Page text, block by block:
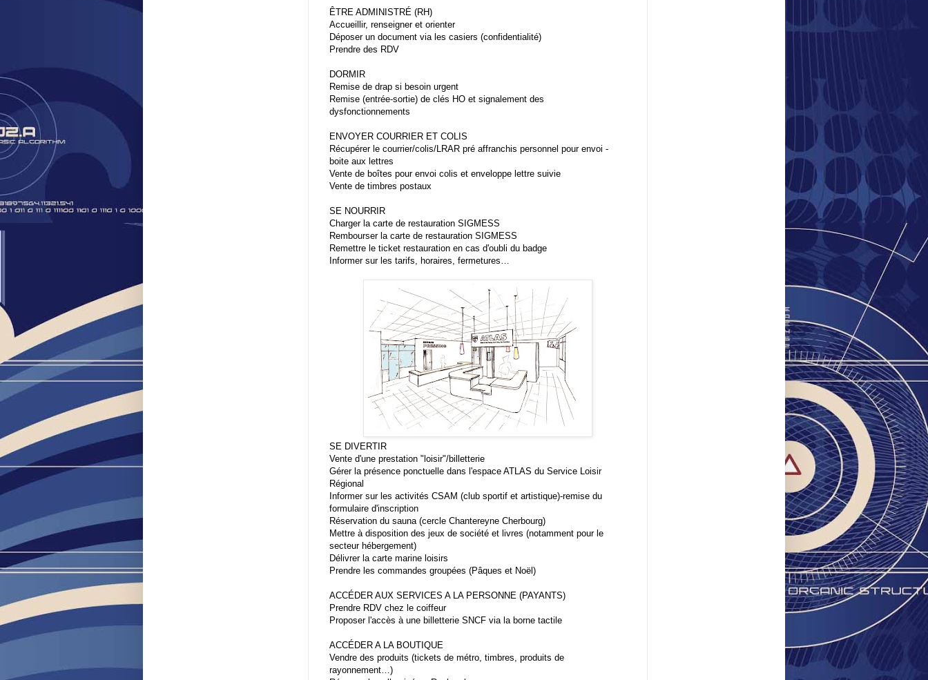
ÊTRE ADMINISTRÉ (RH)
Accueillir, renseigner et orienter
Déposer un document via les casiers (confidentialité)
Prendre des RDV
DORMIR
Remise de drap si besoin urgent
Remise (entrée-sortie) de clés HO et signalement des
dysfonctionnements
ENVOYER COURRIER ET COLIS
Récupérer le courrier/colis/LRAR pré affranchis personnel pour envoi -
boite aux lettres
Vente de boîtes pour envoi colis et enveloppe lettre suivie
Vente de timbres postaux
SE NOURRIR
Charger la carte de restauration SIGMESS
Rembourser la carte de restauration SIGMESS
Remettre le ticket restauration en cas d'oubli du badge
Informer sur les tarifs, horaires, fermetures…
SE DIVERTIR
Vente d'une prestation "loisir"/billetterie
Gérer la présence ponctuelle dans l'espace ATLAS du Service Loisir
Régional
Informer sur les activités CSAM (club sportif et artistique)-remise du
formulaire d'inscription
Réservation du sauna (cercle Chantereyne Cherbourg)
Mettre à disposition des jeux de société et livres (notamment pour le
secteur hébergement)
Délivrer la carte marine loisirs
Prendre les commandes groupées (Pâques et Noël)
ACCÉDER AUX SERVICES A LA PERSONNE (PAYANTS)
Prendre RDV chez le coiffeur
Proposer l'accès à une billetterie SNCF via la borne tactile
ACCÉDER A LA BOUTIQUE
Vendre des produits (tickets de métro, timbres, produits de
rayonnement…)